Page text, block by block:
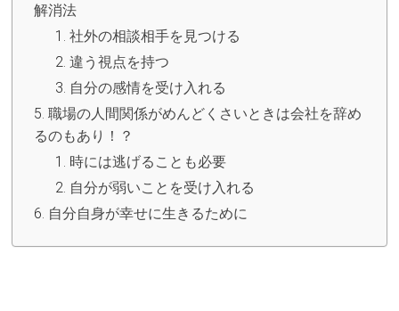
解消法
社外の相談相手を見つける
違う視点を持つ
自分の感情を受け入れる
職場の人間関係がめんどくさいときは会社を辞め
るのもあり！？
時には逃げることも必要
自分が弱いことを受け入れる
自分自身が幸せに生きるために